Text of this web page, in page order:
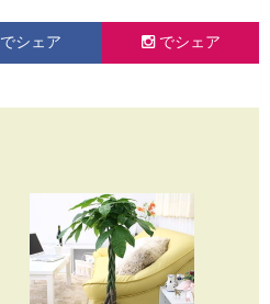
でシェア でシェア